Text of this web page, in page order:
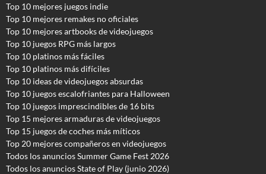
Top 10 mejores juegos indie
Top 10 mejores remakes no oficiales
Top 10 mejores artbooks de videojuegos
Top 10 juegos RPG más largos
Top 10 platinos más fáciles
Top 10 platinos más difíciles
Top 10 ideas de videojuegos absurdas
Top 10 juegos escalofriantes para Halloween
Top 10 juegos imprescindibles de 16 bits
Top 15 mejores armaduras de videojuegos
Top 15 juegos de coches más míticos
Top 20 mejores compañeros en videojuegos
Todos los anuncios Summer Game Fest 2026
Todos los anuncios State of Play (junio 2026)